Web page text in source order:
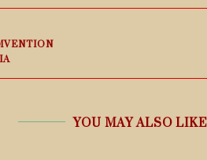
YOU MAY ALSO LIKE